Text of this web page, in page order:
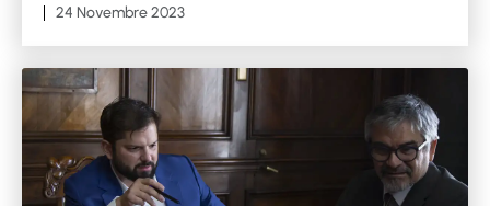
24 Novembre 2023